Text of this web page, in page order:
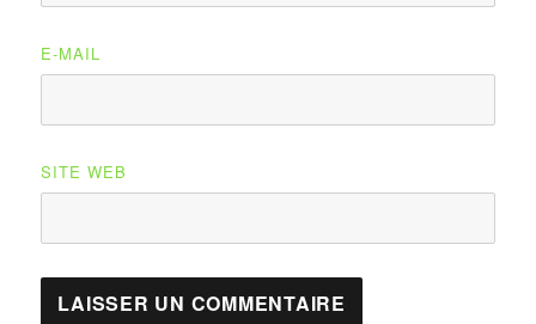
E-MAIL
SITE WEB